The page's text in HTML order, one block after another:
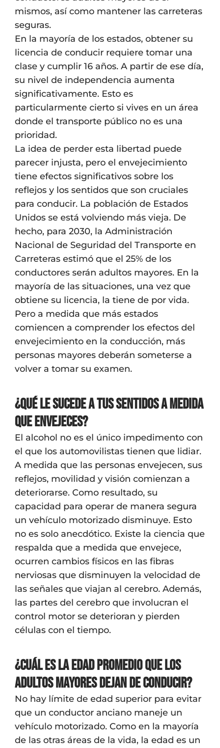
mismos, así como mantener las carreteras
seguras.
En la mayoría de los estados, obtener su
licencia de conducir requiere tomar una
clase y cumplir 16 años. A partir de ese día,
su nivel de independencia aumenta
significativamente. Esto es
particularmente cierto si vives en un área
donde el transporte público no es una
prioridad.
La idea de perder esta libertad puede
parecer injusta, pero el envejecimiento
tiene efectos significativos sobre los
reflejos y los sentidos que son cruciales
para conducir. La población de Estados
Unidos se está volviendo más vieja. De
hecho, para 2030, la Administración
Nacional de Seguridad del Transporte en
Carreteras estimó que el 25% de los
conductores serán adultos mayores. En la
mayoría de las situaciones, una vez que
obtiene su licencia, la tiene de por vida.
Pero a medida que más estados
comiencen a comprender los efectos del
envejecimiento en la conducción, más
personas mayores deberán someterse a
volver a tomar su examen.
¿Qué le sucede a tus sentidos a medida
que envejeces?
El alcohol no es el único impedimento con
el que los automovilistas tienen que lidiar.
A medida que las personas envejecen, sus
reflejos, movilidad y visión comienzan a
deteriorarse. Como resultado, su
capacidad para operar de manera segura
un vehículo motorizado disminuye. Esto
no es solo anecdótico. Existe la ciencia que
respalda que a medida que envejece,
ocurren cambios físicos en las fibras
nerviosas que disminuyen la velocidad de
las señales que viajan al cerebro. Además,
las partes del cerebro que involucran el
control motor se deterioran y pierden
células con el tiempo.
¿Cuál es la edad promedio que los
adultos mayores dejan de conducir?
No hay límite de edad superior para evitar
que un conductor anciano maneje un
vehículo motorizado. Como en la mayoría
de las otras áreas de la vida, la edad es un